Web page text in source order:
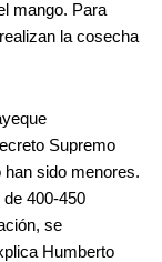
mango. Para
la cosecha
Supremo
han sido menores.
400-450
se
Humberto